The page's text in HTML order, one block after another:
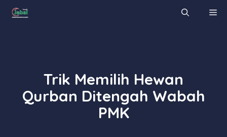
Skip
Trik Memilih Hewan
Qurban Ditengah Wabah
PMK